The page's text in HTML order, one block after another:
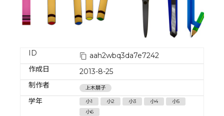
ID
aah2wbq3da7e7242
作成日
2013-8-25
制作者
上木朋子
学年 小1 小2 小3 小4
小5
小6